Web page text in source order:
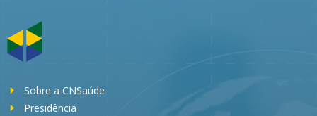
Sobre a CNSaúde
Presidência